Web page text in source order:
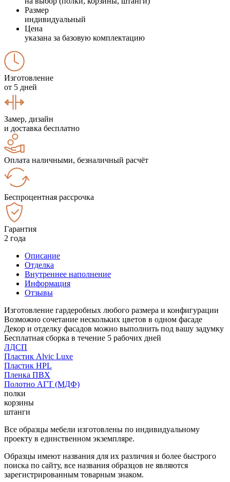
Размер
индивидуальный
Цена
указана за базовую комплектацию
Изготовление
от 5 дней
Замер, дизайн
и доставка бесплатно
Оплата наличными, безналичный расчёт
Беспроцентная рассрочка
Гарантия
2 года
Описание
Отделка
Внутреннее наполнение
Информация
Отзывы
Изготовление гардеробных любого размера и конфигурации
Возможно сочетание нескольких цветов в одном фасаде
Декор и отделку фасадов можно выполнить под вашу задумку
Бесплатная сборка в течение 5 рабочих дней
ЛДСП
Пластик Alvic Luxe
Пластик HPL
Пленка ПВХ
Полотно АГТ (МДФ)
полки
корзины
штанги
Все образцы мебели изготовлены по индивидуальному
проекту в единственном экземпляре.
Образцы имеют названия для их различия и более быстрого
поиска по сайту, все названия образцов не являются
зарегистрированным товарным знаком.